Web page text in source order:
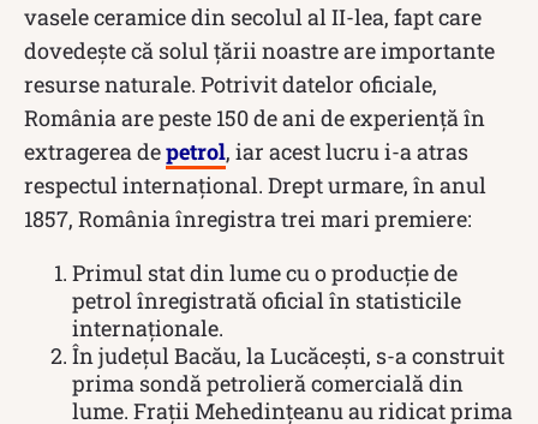
vasele ceramice din secolul al II-lea, fapt care
dovedește că solul țării noastre are importante
resurse naturale. Potrivit datelor oficiale,
România are peste 150 de ani de experiență în
extragerea depetrol, iar acest lucru i-a atras
respectul internațional. Drept urmare, în anul
1857, România înregistra trei mari premiere:
Primul stat din lume cu o producţie de
petrol înregistrată oficial în statisticile
internaţionale.
În județul Bacău, la Lucăceşti, s-a construit
prima sondă petrolieră comercială din
lume. Frații Mehedinţeanu au ridicat prima